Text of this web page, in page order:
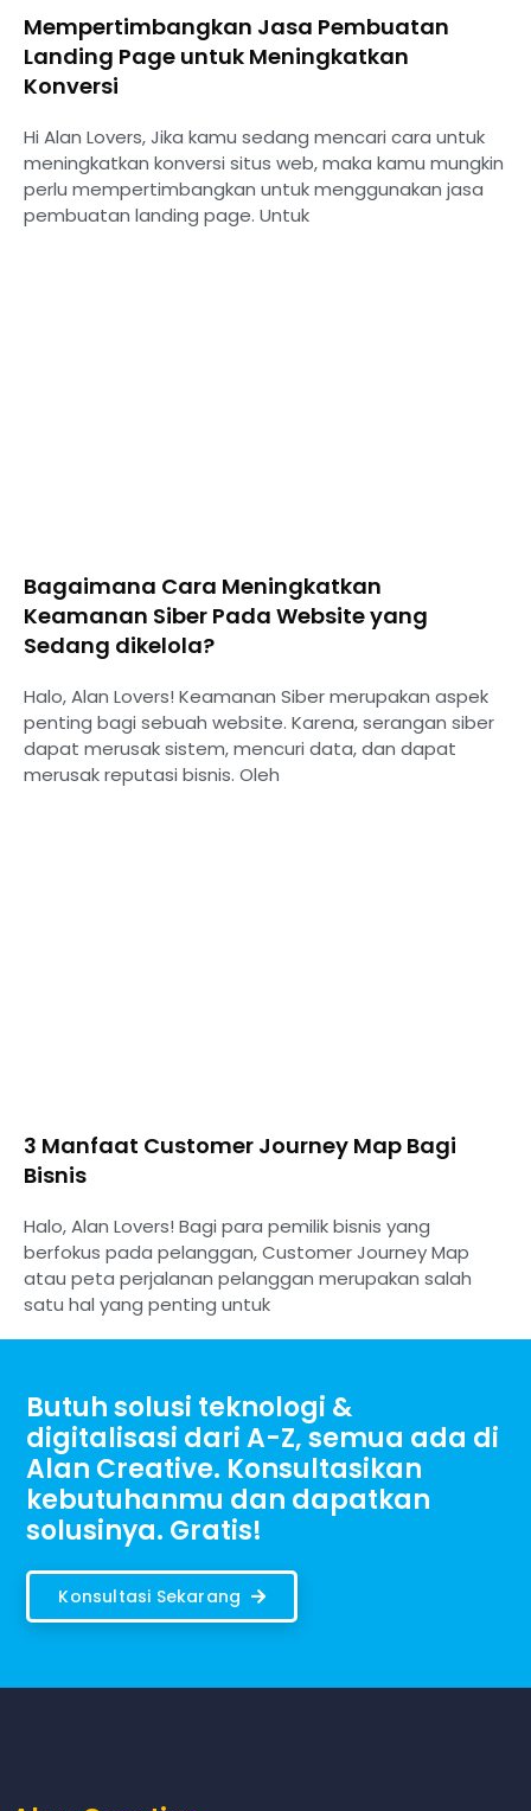
Mempertimbangkan Jasa Pembuatan
Landing Page untuk Meningkatkan
Konversi
Hi Alan Lovers, Jika kamu sedang mencari cara untuk
meningkatkan konversi situs web, maka kamu mungkin
perlu mempertimbangkan untuk menggunakan jasa
pembuatan landing page. Untuk
Bagaimana Cara Meningkatkan
Keamanan Siber Pada Website yang
Sedang dikelola?
Halo, Alan Lovers! Keamanan Siber merupakan aspek
penting bagi sebuah website. Karena, serangan siber
dapat merusak sistem, mencuri data, dan dapat
merusak reputasi bisnis. Oleh
3 Manfaat Customer Journey Map Bagi
Bisnis
Halo, Alan Lovers! Bagi para pemilik bisnis yang
berfokus pada pelanggan, Customer Journey Map
atau peta perjalanan pelanggan merupakan salah
satu hal yang penting untuk
Butuh solusi teknologi &
digitalisasi dari A-Z, semua ada di
Alan Creative. Konsultasikan
kebutuhanmu dan dapatkan
solusinya. Gratis!
Konsultasi Sekarang